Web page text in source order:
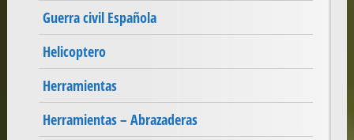
Guerra civil Española
Helicoptero
Herramientas
Herramientas – Abrazaderas